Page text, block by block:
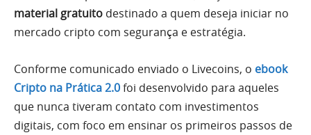
material gratuito destinado a quem deseja iniciar no
mercado cripto com segurança e estratégia.
Conforme comunicado enviado o Livecoins, o ebook
Cripto na Prática 2.0foi desenvolvido para aqueles
que nunca tiveram contato com investimentos
digitais, com foco em ensinar os primeiros passos de